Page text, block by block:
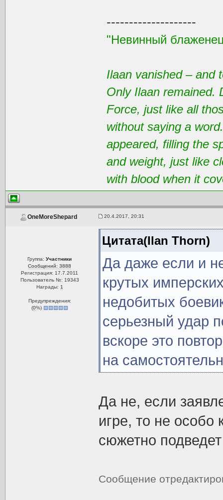
--------------------
"Невинный
Ilaan vanished – and
Only Ilaan remained.
Force, just like all
without saying a
appeared, filling the
and weight, just like
with blood when it
OneMoreShepard 20.4.2017, 20:31
Группа:Участники
Сообщений: 3888
Регистрация: 17.7.2011
Пользователь №: 19343
Награды: 1
Предупреждения:
(0%)
Цитата(Ilan Thorn)
Да даже если и
крутых
недобитых
серьезный удар
вскоре это
на
Да не, если
игре, то не
сюжетно
Сообщение